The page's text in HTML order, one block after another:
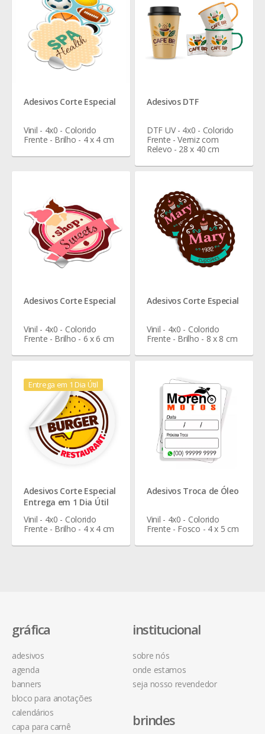
Adesivos Corte Especial
Vinil - 4x0 - Colorido
Frente - Brilho - 4 x 4 cm
Adesivos DTF
DTF UV - 4x0 - Colorido
Frente - Verniz com
Relevo - 28 x 40 cm
Adesivos Corte Especial
Vinil - 4x0 - Colorido
Frente - Brilho - 6 x 6 cm
Adesivos Corte Especial
Vinil - 4x0 - Colorido
Frente - Brilho - 8 x 8 cm
Entrega em 1 Dia Útil
Adesivos Corte Especial
Entrega em 1 Dia Útil
Vinil - 4x0 - Colorido
Frente - Brilho - 4 x 4 cm
Adesivos Troca de Óleo
Vinil - 4x0 - Colorido
Frente - Fosco - 4 x 5 cm
institucional
sobre nós
onde estamos
seja nosso revendedor
gráfica
adesivos
agenda
banners
bloco para anotações
calendários
capa para carnê
brindes